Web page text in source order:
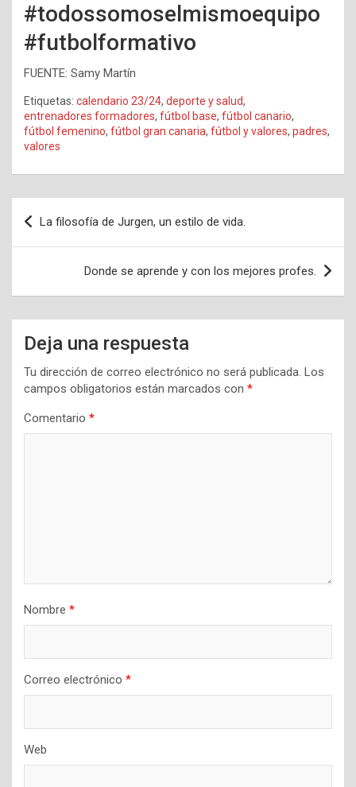
#todossomoselmismoequipo
#futbolformativo
FUENTE: Samy Martín
Etiquetas: calendario 23/24, deporte y salud,
entrenadores formadores, fútbol base, fútbol canario,
fútbol femenino, fútbol gran canaria, fútbol y valores, padres,
valores
Navegación
de
entradas
La filosofía de Jurgen, un estilo de vida.
Donde se aprende y con los mejores profes.
Deja una respuesta
Tu dirección de correo electrónico no será publicada. Los
campos obligatorios están marcados con *
Comentario *
Nombre *
Correo electrónico *
Web